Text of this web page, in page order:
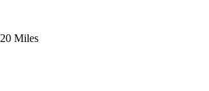
20 Miles